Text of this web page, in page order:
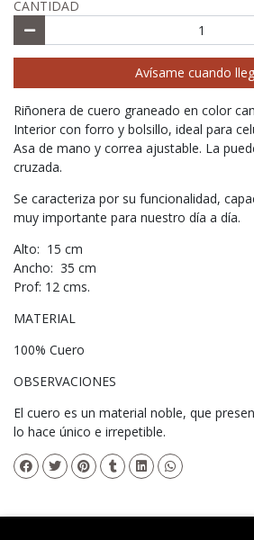
CANTIDAD
Avísame cuando
Riñonera de cuero graneado en color
Interior con forro y bolsillo, ideal para
Asa de mano y correa ajustable. La
cruzada.
Se caracteriza por su funcionalidad,
muy importante para nuestro día a día.
Alto: 15 cm
Ancho: 35 cm
Prof: 12 cms.
MATERIAL
100% Cuero
OBSERVACIONES
El cuero es un material noble, que
lo hace único e irrepetible.